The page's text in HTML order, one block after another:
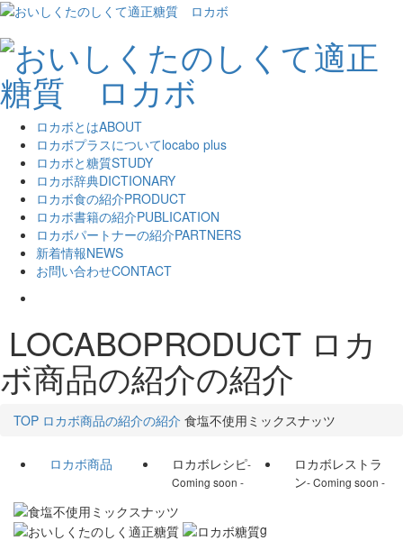
ロカボとはABOUT
ロカボプラスについてlocabo plus
ロカボと糖質STUDY
ロカボ辞典DICTIONARY
ロカボ食の紹介PRODUCT
ロカボ書籍の紹介PUBLICATION
ロカボパートナーの紹介PARTNERS
新着情報NEWS
お問い合わせCONTACT
LOCABOPRODUCT ロカ
ボ商品の紹介の紹介
TOP ロカボ商品の紹介の紹介 食塩不使用ミックスナッツ
ロカボ商品 ロカボレシピ-
Coming soon -
ロカボレストラ
ン- Coming soon -
g